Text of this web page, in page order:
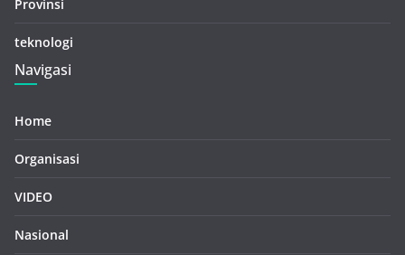
Provinsi
teknologi
Navigasi
Home
Organisasi
VIDEO
Nasional